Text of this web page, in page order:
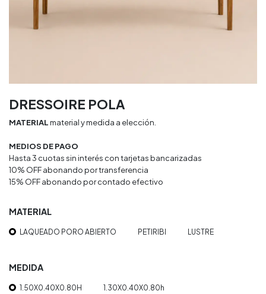
DRESSOIRE POLA
MATERIALmaterial y medida a elección.
MEDIOS DE PAGO
Hasta 3 cuotas sin interés con tarjetas bancarizadas
10% OFF abonando por transferencia
15% OFF abonando por contado efectivo
MATERIAL
LAQUEADO PORO ABIERTO PETIRIBI LUSTRE
MEDIDA
1.50X0.40X0.80H 1.30X0.40X0.80h